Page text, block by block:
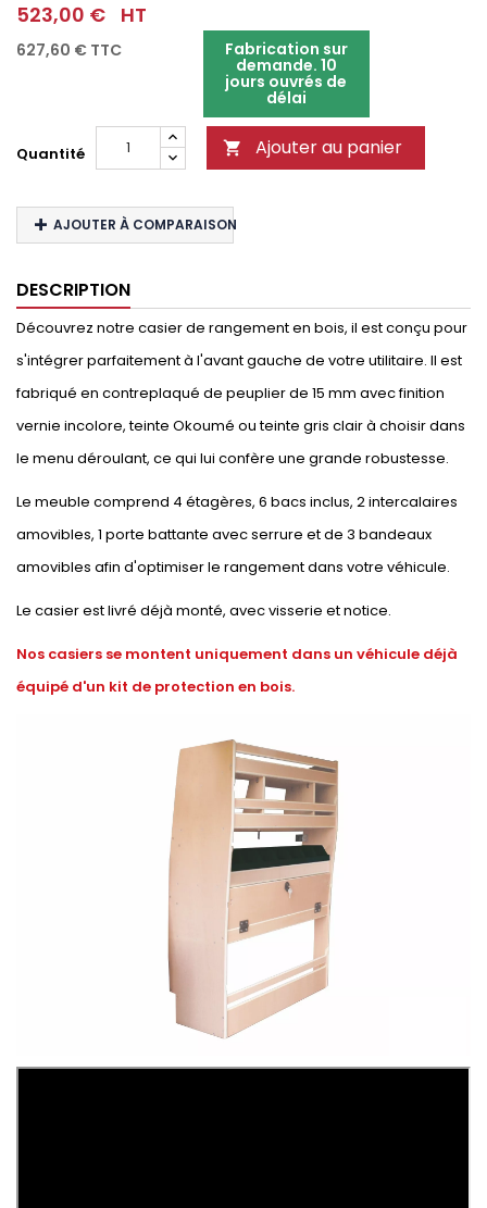
523,00 € HT
627,60 € TTC Fabrication sur
demande. 10
jours ouvrés de
délai
Quantité  Ajouter au panier
AJOUTER À COMPARAISON
DESCRIPTION
Découvrez notre casier de rangement en bois, il est conçu pour
s'intégrer parfaitement à l'avant gauche de votre utilitaire. Il est
fabriqué en contreplaqué de peuplier de 15 mm avec finition
vernie incolore, teinte Okoumé ou teinte gris clair à choisir dans
le menu déroulant, ce qui lui confère une grande robustesse.
Le meuble comprend 4 étagères, 6 bacs inclus, 2 intercalaires
amovibles, 1 porte battante avec serrure et de 3 bandeaux
amovibles afin d'optimiser le rangement dans votre véhicule.
Le casier est livré déjà monté, avec visserie et notice.
Nos casiers se montent uniquement dans un véhicule déjà
équipé d'un kit de protection en bois.